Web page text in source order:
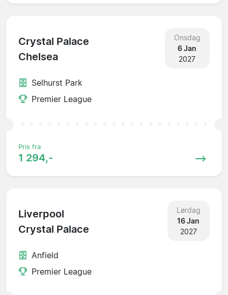
Crystal Palace
Chelsea
Onsdag
6 Jan
2027
Selhurst Park
Premier League
Pris fra
1 294,-
Liverpool
Crystal Palace
Lørdag
16 Jan
2027
Anfield
Premier League